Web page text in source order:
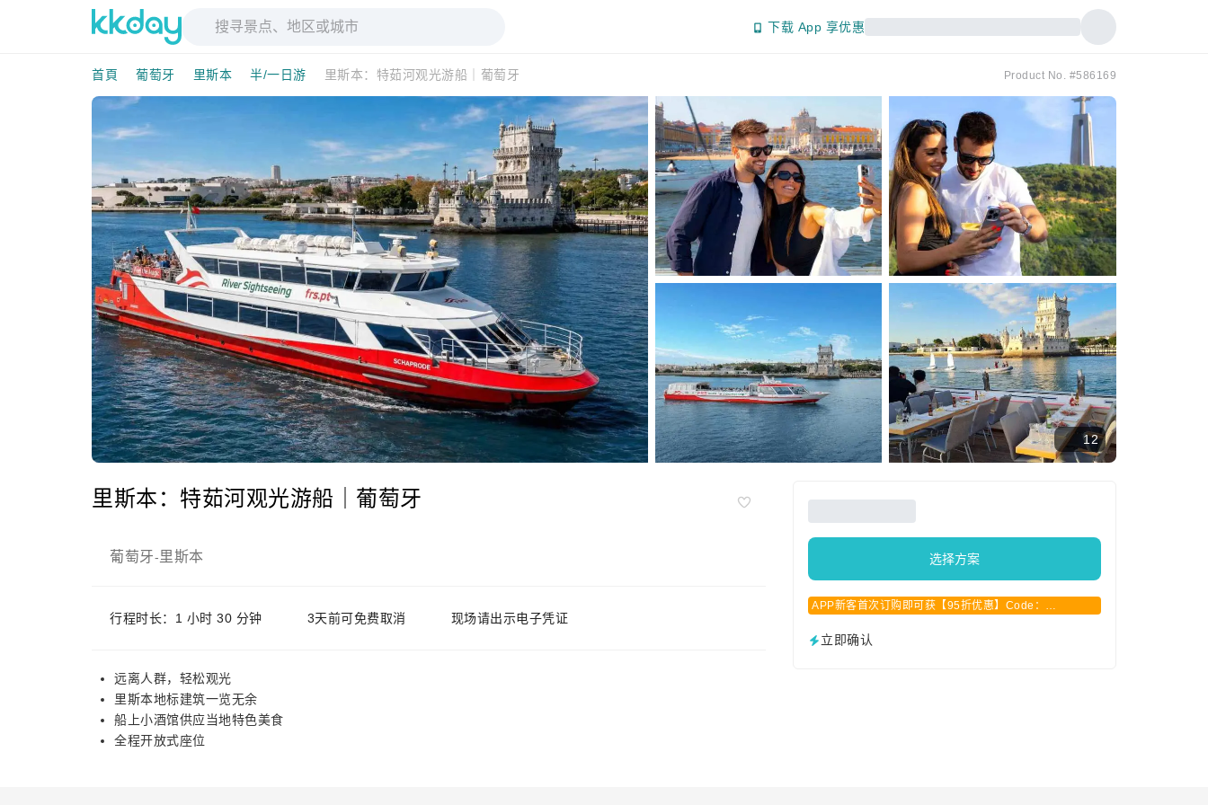
下载 App 享优惠
首頁 葡萄牙 里斯本 半/一日游 里斯本：特茹河观光游船｜葡萄牙 Product No. #586169
12
里斯本：特茹河观光游船｜葡萄牙
葡萄牙-里斯本
行程时长：1 小时 30 分钟 3天前可免费取消 现场请出示电子凭证
远离人群，轻松观光
里斯本地标建筑一览无余
船上小酒馆供应当地特色美食
全程开放式座位
选择方案
APP新客首次订购即可获【95折优惠】Code：
立即确认